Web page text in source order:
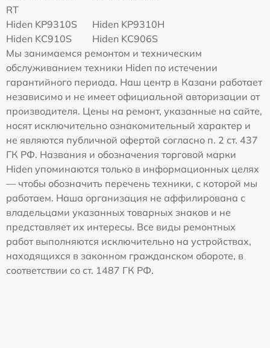
RT
Hiden KP9310S
Hiden KP9310H
Hiden KC910S
Hiden KC906S
Мы занимаемся ремонтом и техническим
обслуживанием техники Hiden по истечении
гарантийного периода. Наш центр в Казани работает
независимо и не имеет официальной авторизации от
производителя. Цены на ремонт, указанные на сайте,
носят исключительно ознакомительный характер и
не являются публичной офертой согласно п. 2 ст. 437
ГК РФ. Названия и обозначения торговой марки
Hiden упоминаются только в информационных целях
— чтобы обозначить перечень техники, с которой мы
работаем. Наша организация не аффилирована с
владельцами указанных товарных знаков и не
представляет их интересы. Все виды ремонтных
работ выполняются исключительно на устройствах,
находящихся в законном гражданском обороте, в
соответствии со ст. 1487 ГК РФ.